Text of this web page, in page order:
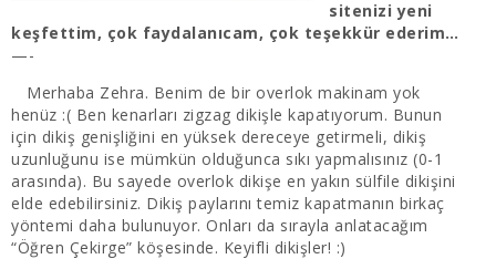
sitenizi yeni
keşfettim, çok faydalanıcam, çok teşekkür ederim…
—-
Merhaba Zehra. Benim de bir overlok makinam yok
henüz :( Ben kenarları zigzag dikişle kapatıyorum. Bunun
için dikiş genişliğini en yüksek dereceye getirmeli, dikiş
uzunluğunu ise mümkün olduğunca sıkı yapmalısınız (0-1
arasında). Bu sayede overlok dikişe en yakın sülfile dikişini
elde edebilirsiniz. Dikiş paylarını temiz kapatmanın birkaç
yöntemi daha bulunuyor. Onları da sırayla anlatacağım
“Öğren Çekirge” köşesinde. Keyifli dikişler! :)